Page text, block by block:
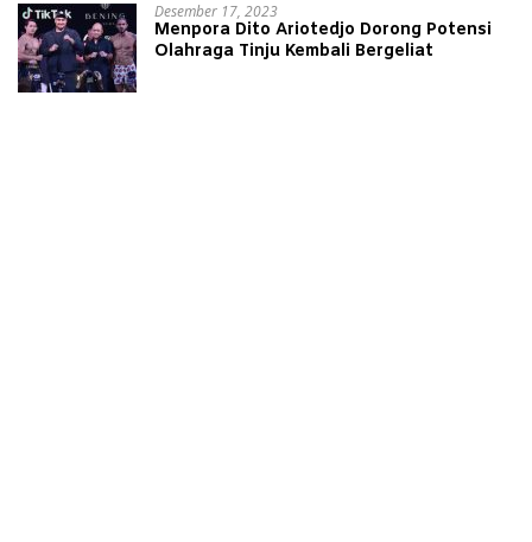
Desember 17, 2023
Menpora Dito Ariotedjo Dorong Potensi
Olahraga Tinju Kembali Bergeliat